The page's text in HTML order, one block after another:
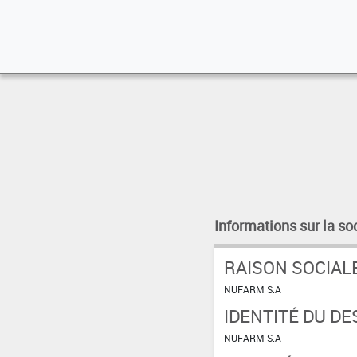
Informations sur la
RAISON
NUFARM S.A
IDENTITÉ DU
NUFARM S.A